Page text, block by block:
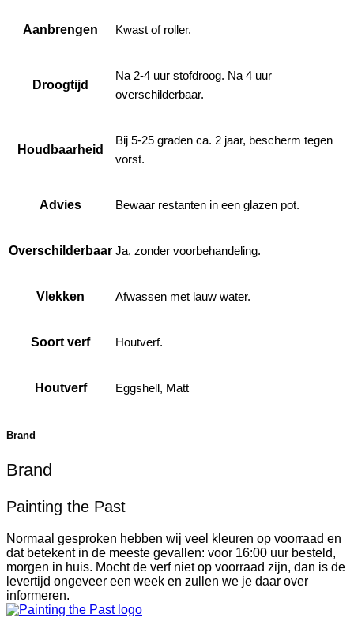
Aanbrengen Kwast of roller.
Droogtijd
Na 2-4 uur stofdroog. Na 4 uur
overschilderbaar.
Houdbaarheid
Bij 5-25 graden ca. 2 jaar, bescherm tegen
vorst.
Advies Bewaar restanten in een glazen pot.
Overschilderbaar Ja, zonder voorbehandeling.
Vlekken Afwassen met lauw water.
Soort verf Houtverf.
Houtverf Eggshell, Matt
Brand
Brand
Painting the Past
Normaal gesproken hebben wij veel kleuren op voorraad en
dat betekent in de meeste gevallen: voor 16:00 uur besteld,
morgen in huis. Mocht de verf niet op voorraad zijn, dan is de
levertijd ongeveer een week en zullen we je daar over
informeren.